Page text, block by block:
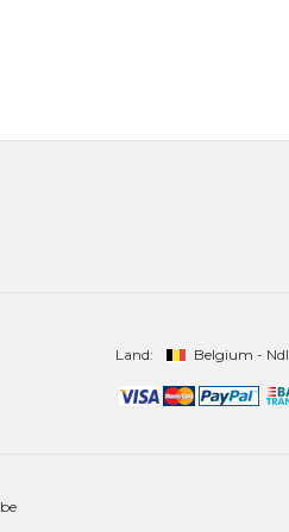
Land: Belgium - Ndl